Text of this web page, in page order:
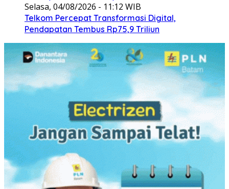
Selasa, 04/08/2026 - 11:12 WIB
Telkom Percepat Transformasi Digital,
Pendapatan Tembus Rp75,9 Triliun